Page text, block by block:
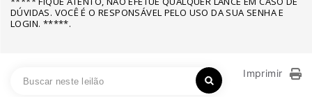
DÚVIDAS. VOCÊ É O RESPONSÁVEL PELO USO DA SUA SENHA E
LOGIN. *****.
Imprimir